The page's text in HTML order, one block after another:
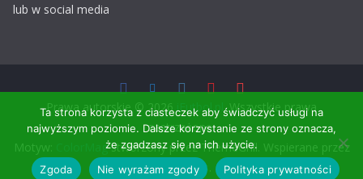
lub w social media
Prawa autorskie © 2026iFutbol.pl . Wszystkie prawa
zastrzeżone.
Motyw:
ColorMagstworzony przez ThemeGrill. Wspierane przez
WordPress
Ta strona korzysta z ciasteczek aby świadczyć usługi na
najwyższym poziomie. Dalsze korzystanie ze strony oznacza,
że zgadzasz się na ich użycie.
Zgoda
Nie wyrażam zgody Polityka prywatności